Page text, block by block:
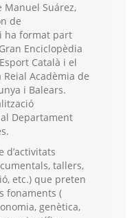
Manuel Suárez,
de
ha format part
Enciclopèdia
Català i el
Acadèmia de
i Balears.
Departament
d’activitats
tallers,
etc.) que preten
fonaments (
genètica,